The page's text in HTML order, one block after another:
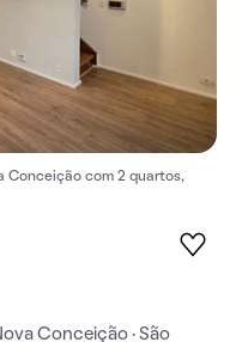
Conceição com 2 quartos,
Conceição · São